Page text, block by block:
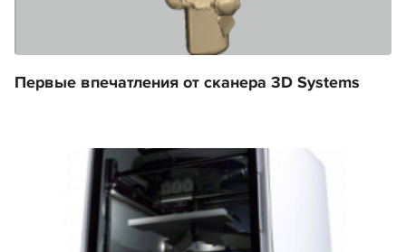
Первые впечатления от сканера 3D Systems